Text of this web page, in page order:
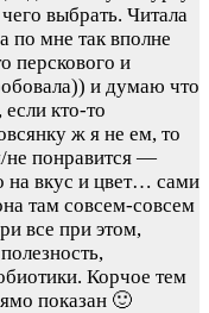
выбрать. Читала
по мне так вполне
перскового и
и думаю что
кто-то
ж я не ем, то
не понравится —
на вкус и цвет… сами
там совсем-совсем
все при этом,
Корчое тем
показан 🙂